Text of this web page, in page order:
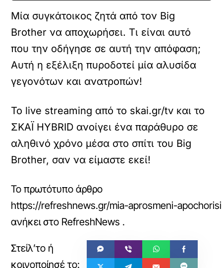
Μία συγκάτοικος ζητά από τον Big
Brother να αποχωρήσει. Τι είναι αυτό
που την οδήγησε σε αυτή την απόφαση;
Αυτή η εξέλιξη πυροδοτεί μία αλυσίδα
γεγονότων και ανατροπών!
To live streaming από το skai.gr/tv και το
ΣΚΑΪ HYBRID ανοίγει ένα παράθυρο σε
αληθινό χρόνο μέσα στο σπίτι του Big
Brother, σαν να είμαστε εκεί!
Το πρωτότυπο άρθρο
https://refreshnews.gr/mia-aprosmeni-
ανήκει στο RefreshNews .